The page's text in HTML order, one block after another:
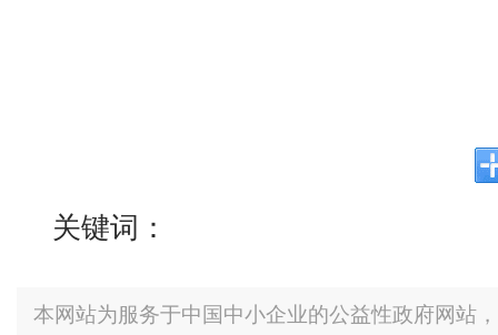
关键词：
本网站为服务于中国中小企业的公益性政府网站